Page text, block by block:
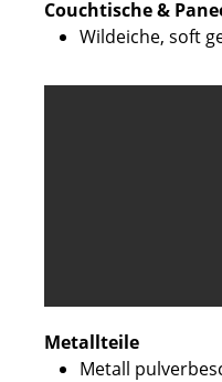
Couchtische &
Wildeiche, soft
Metallteile
Metall